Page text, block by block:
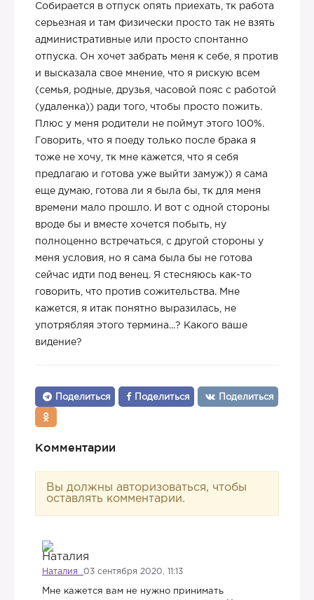
Собирается в отпуск опять приехать, тк работа
серьезная и там физически просто так не взять
административные или просто спонтанно
отпуска. Он хочет забрать меня к себе, я против
и высказала свое мнение, что я рискую всем
(семья, родные, друзья, часовой пояс с работой
(удаленка)) ради того, чтобы просто пожить.
Плюс у меня родители не поймут этого 100%.
Говорить, что я поеду только после брака я
тоже не хочу, тк мне кажется, что я себя
предлагаю и готова уже выйти замуж)) я сама
еще думаю, готова ли я была бы, тк для меня
времени мало прошло. И вот с одной стороны
вроде бы и вместе хочется побыть, ну
полноценно встречаться, с другой стороны у
меня условия, но я сама была бы не готова
сейчас идти под венец. Я стесняюсь как-то
говорить, что против сожительства. Мне
кажется, я итак понятно выразилась, не
употрябляя этого термина...? Какого ваше
видение?
Поделиться Поделиться Поделиться
Комментарии
Вы должны авторизоваться, чтобы
оставлять комментарии.
Наталия 03 сентября 2020, 11:13
Мне кажется вам не нужно принимать